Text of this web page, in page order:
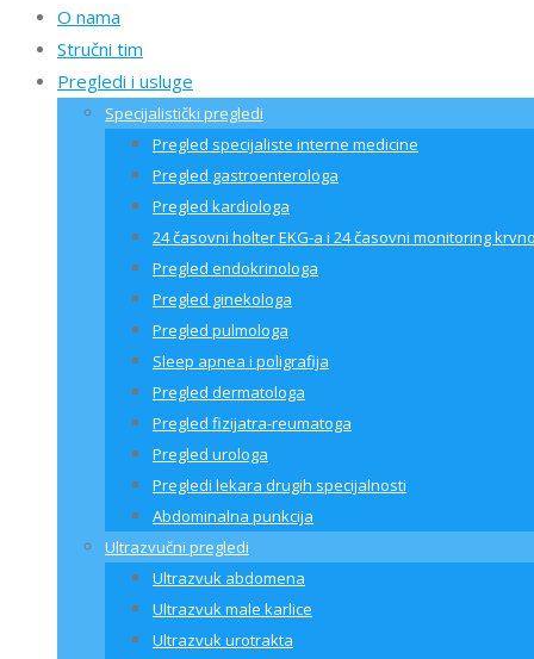
O nama
Stručni tim
Pregledi i usluge
Specijalistički pregledi
Pregled specijaliste interne medicine
Pregled gastroenterologa
Pregled kardiologa
24 časovni holter EKG-a i 24 časovni monitoring
Pregled endokrinologa
Pregled ginekologa
Pregled pulmologa
Sleep apnea i poligrafija
Pregled dermatologa
Pregled fizijatra-reumatoga
Pregled urologa
Pregledi lekara drugih specijalnosti
Abdominalna punkcija
Ultrazvučni pregledi
Ultrazvuk abdomena
Ultrazvuk male karlice
Ultrazvuk urotrakta